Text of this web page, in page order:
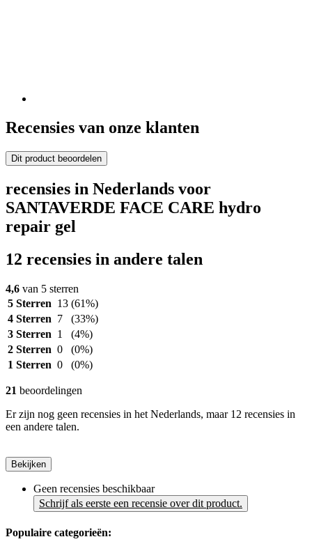
Recensies van onze klanten
Dit product beoordelen
recensies in Nederlands voor
SANTAVERDE FACE CARE hydro
repair gel
12 recensies in andere talen
4,6 van 5 sterren
5 Sterren 13 (61%)
4 Sterren 7
(33%)
3 Sterren 1
(4%)
2 Sterren 0
(0%)
1 Sterren 0 (0%)
21 beoordelingen
Er zijn nog geen recensies in het Nederlands, maar 12 recensies in
een andere talen.
Bekijken
Geen recensies beschikbaar
Schrijf als eerste een recensie over dit product.
Populaire categorieën: